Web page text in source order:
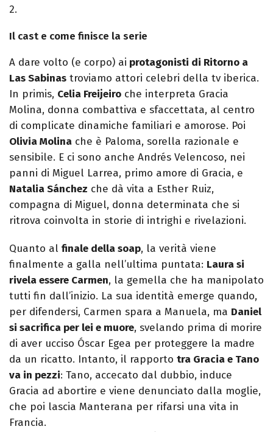
2.
Il cast e come finisce la serie
A dare volto (e corpo) ai protagonisti di Ritorno a
Las Sabinas troviamo attori celebri della tv iberica.
In primis, Celia Freijeiro che interpreta Gracia
Molina, donna combattiva e sfaccettata, al centro
di complicate dinamiche familiari e amorose. Poi
Olivia Molina che è Paloma, sorella razionale e
sensibile. E ci sono anche Andrés Velencoso, nei
panni di Miguel Larrea, primo amore di Gracia, e
Natalia Sánchez che dà vita a Esther Ruiz,
compagna di Miguel, donna determinata che si
ritrova coinvolta in storie di intrighi e rivelazioni.
Quanto al finale della soap, la verità viene
finalmente a galla nell’ultima puntata: Laura si
rivela essere Carmen, la gemella che ha manipolato
tutti fin dall’inizio. La sua identità emerge quando,
per difendersi, Carmen spara a Manuela, ma Daniel
si sacrifica per lei e muore, svelando prima di morire
di aver ucciso Óscar Egea per proteggere la madre
da un ricatto. Intanto, il rapporto tra Gracia e Tano
va in pezzi: Tano, accecato dal dubbio, induce
Gracia ad abortire e viene denunciato dalla moglie,
che poi lascia Manterana per rifarsi una vita in
Francia.